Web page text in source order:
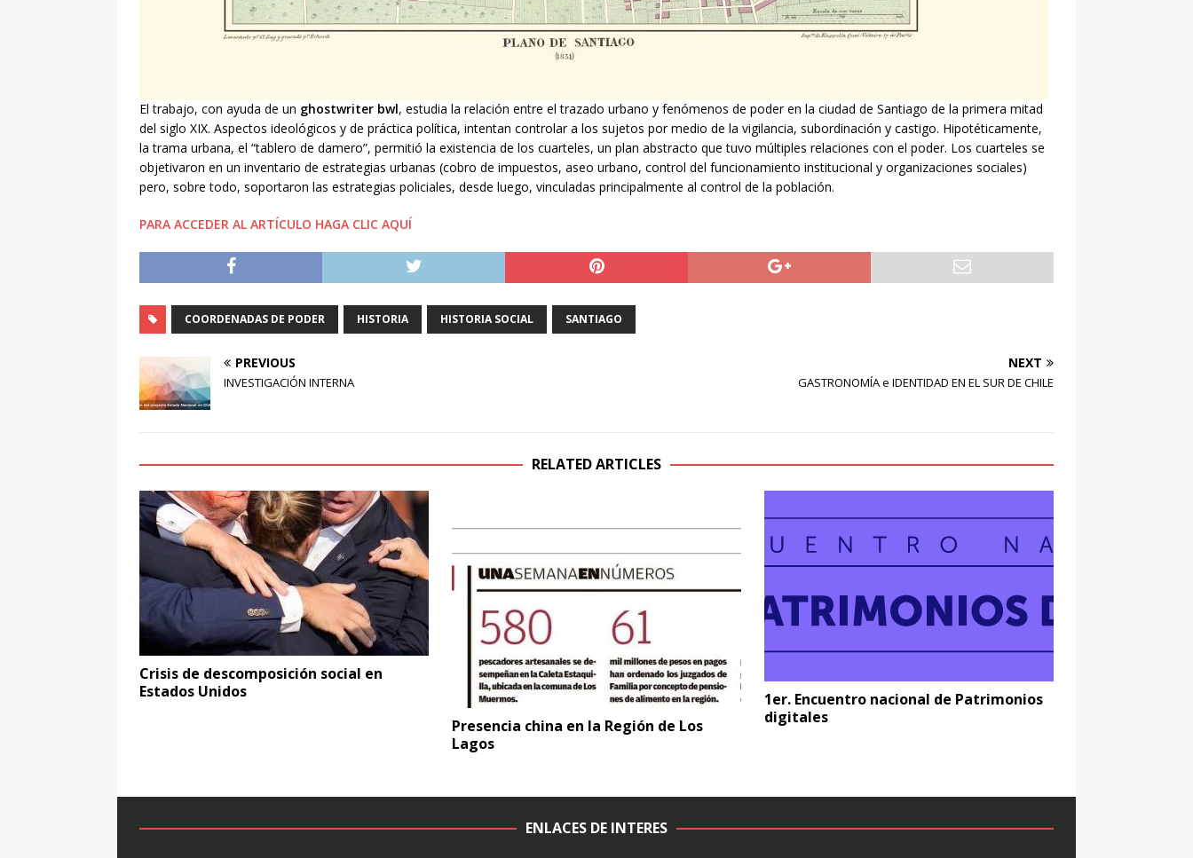
El trabajo, con ayuda de un ghostwriter bwl, estudia la relación entre el trazado urbano y fenómenos de poder en la ciudad de Santiago de la primera mitad
del siglo XIX. Aspectos ideológicos y de práctica política, intentan controlar a los sujetos por medio de la vigilancia, subordinación y castigo. Hipotéticamente,
la trama urbana, el “tablero de damero”, permitió la existencia de los cuarteles, un plan abstracto que tuvo múltiples relaciones con el poder. Los cuarteles se
objetivaron en un inventario de estrategias urbanas (cobro de impuestos, aseo urbano, control del funcionamiento institucional y organizaciones sociales)
pero, sobre todo, soportaron las estrategias policiales, desde luego, vinculadas principalmente al control de la población.
PARA ACCEDER AL ARTÍCULO HAGA CLIC AQUÍ
COORDENADAS DE PODER HISTORIA HISTORIA SOCIAL SANTIAGO
PREVIOUS
INVESTIGACIÓN INTERNA
NEXT
GASTRONOMÍA e IDENTIDAD EN EL SUR DE CHILE
RELATED ARTICLES
Crisis de descomposición social en
Estados Unidos
Presencia china en la Región de Los
Lagos
1er. Encuentro nacional de Patrimonios
digitales
ENLACES DE INTERES